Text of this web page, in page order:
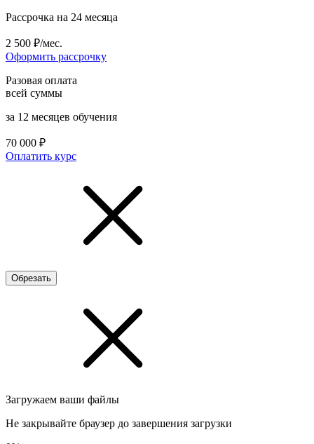
Рассрочка на 24 месяца
2 500 ₽/мес.
Оформить рассрочку
Разовая оплата
всей суммы
за 12 месяцев обучения
70 000 ₽
Оплатить курс
Обрезать
Загружаем ваши файлы
Не закрывайте браузер до завершения загрузки